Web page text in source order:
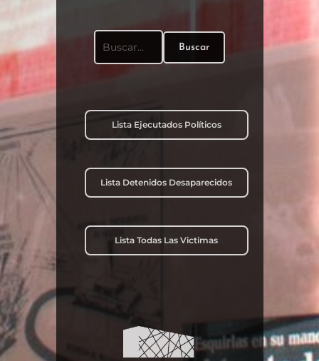
Buscar:Buscar
Lista Ejecutados Políticos
Lista Detenidos Desaparecidos
Lista Todas Las Victimas